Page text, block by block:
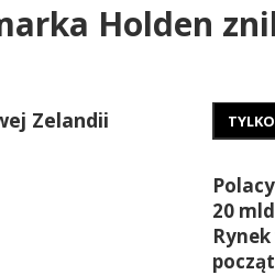
Holden
Zelandii
20